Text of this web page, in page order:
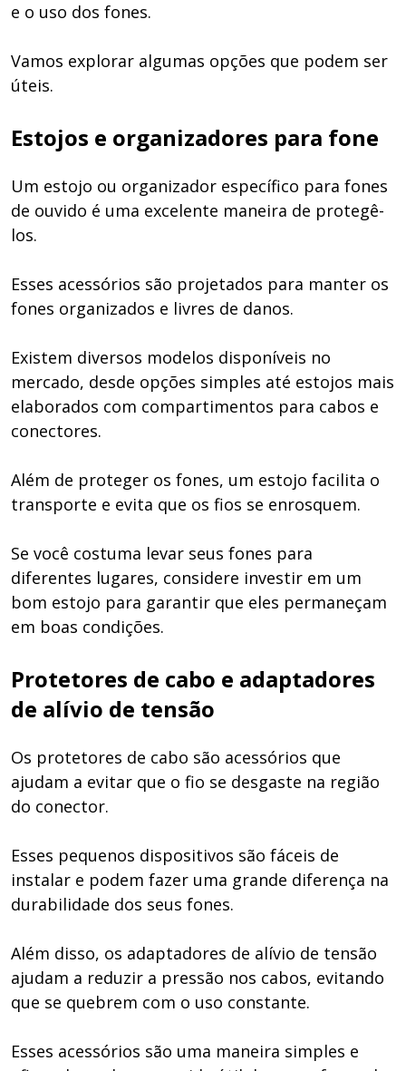
e o uso dos fones.
Vamos explorar algumas opções que podem ser
úteis.
Estojos e organizadores para fone
Um estojo ou organizador específico para fones
de ouvido é uma excelente maneira de protegê-
los.
Esses acessórios são projetados para manter os
fones organizados e livres de danos.
Existem diversos modelos disponíveis no
mercado, desde opções simples até estojos mais
elaborados com compartimentos para cabos e
conectores.
Além de proteger os fones, um estojo facilita o
transporte e evita que os fios se enrosquem.
Se você costuma levar seus fones para
diferentes lugares, considere investir em um
bom estojo para garantir que eles permaneçam
em boas condições.
Protetores de cabo e adaptadores
de alívio de tensão
Os protetores de cabo são acessórios que
ajudam a evitar que o fio se desgaste na região
do conector.
Esses pequenos dispositivos são fáceis de
instalar e podem fazer uma grande diferença na
durabilidade dos seus fones.
Além disso, os adaptadores de alívio de tensão
ajudam a reduzir a pressão nos cabos, evitando
que se quebrem com o uso constante.
Esses acessórios são uma maneira simples e